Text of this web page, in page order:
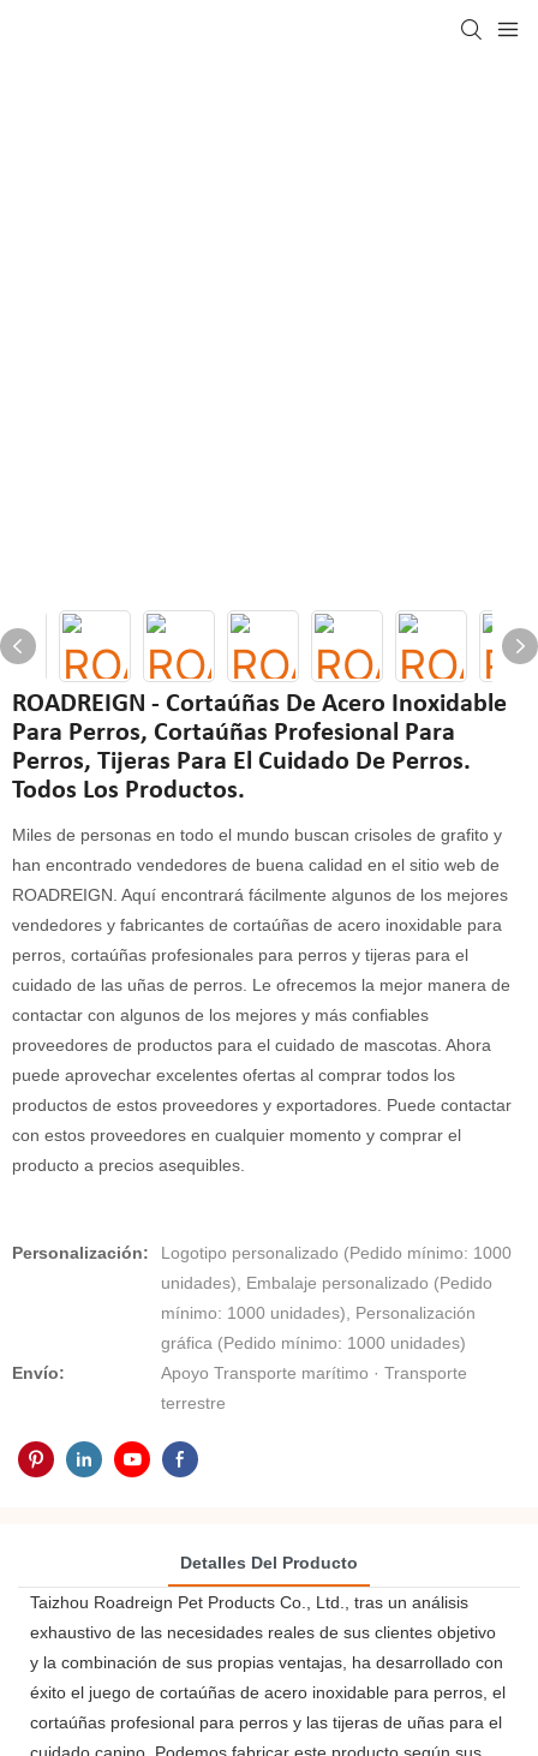
ROADREIGN - Cortaúñas De Acero Inoxidable
Para Perros, Cortaúñas Profesional Para
Perros, Tijeras Para El Cuidado De Perros.
Todos Los Productos.
Miles de personas en todo el mundo buscan crisoles de grafito y
han encontrado vendedores de buena calidad en el sitio web de
ROADREIGN. Aquí encontrará fácilmente algunos de los mejores
vendedores y fabricantes de cortaúñas de acero inoxidable para
perros, cortaúñas profesionales para perros y tijeras para el
cuidado de las uñas de perros. Le ofrecemos la mejor manera de
contactar con algunos de los mejores y más confiables
proveedores de productos para el cuidado de mascotas. Ahora
puede aprovechar excelentes ofertas al comprar todos los
productos de estos proveedores y exportadores. Puede contactar
con estos proveedores en cualquier momento y comprar el
producto a precios asequibles.
Personalización:
Logotipo personalizado (Pedido mínimo: 1000
unidades), Embalaje personalizado (Pedido
mínimo: 1000 unidades), Personalización
gráfica (Pedido mínimo: 1000 unidades)
Envío:
Apoyo Transporte marítimo · Transporte
terrestre
Detalles Del Producto
Taizhou Roadreign Pet Products Co., Ltd., tras un análisis
exhaustivo de las necesidades reales de sus clientes objetivo
y la combinación de sus propias ventajas, ha desarrollado con
éxito el juego de cortaúñas de acero inoxidable para perros, el
cortaúñas profesional para perros y las tijeras de uñas para el